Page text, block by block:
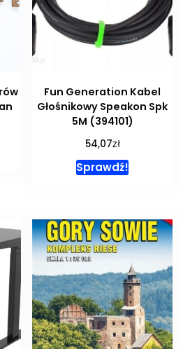
Fun Generation Kabel
Głośnikowy Speakon Spk
5M (394101)
54,07zł
Sprawdź!